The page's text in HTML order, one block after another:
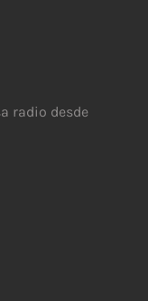
radio desde